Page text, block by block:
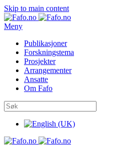
Skip to main content
Meny
Publikasjoner
Forskningstema
Prosjekter
Arrangementer
Ansatte
Om Fafo